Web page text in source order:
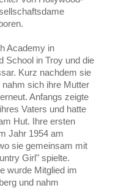
Academy in
School in Troy und die
Kurz nachdem sie
nahm sich ihre Mutter
Anfangs zeigte
Vaters und hatte
Hut. Ihre ersten
Jahr 1954 am
sie gemeinsam mit
Girl" spielte.
wurde Mitglied im
und nahm